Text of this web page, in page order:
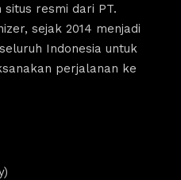
resmi dari PT.
sejak 2014 menjadi
Indonesia untuk
perjalanan ke